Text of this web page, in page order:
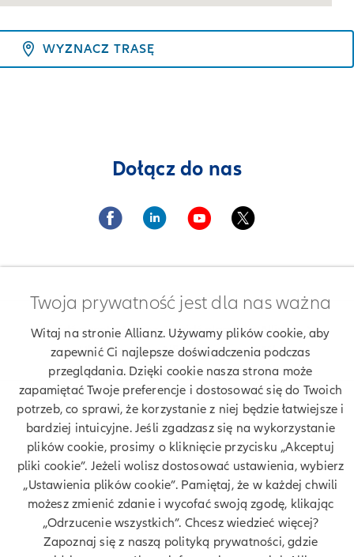
WYZNACZ TRASĘ
Dołącz do nas
Twoje dane
Polityka prywatności
Polityka cookies
Bezpieczeństwo
Znajdź agenta Allianz. Znajdź placówkę Allianz
Ubezpieczenia Allianz Grzegorz Mól
Twoja prywatność jest dla nas ważna
Witaj na stronie Allianz. Używamy plików cookie, aby
zapewnić Ci najlepsze doświadczenia podczas
przeglądania. Dzięki cookie nasza strona może
zapamiętać Twoje preferencje i dostosować się do Twoich
potrzeb, co sprawi, że korzystanie z niej będzie łatwiejsze i
bardziej intuicyjne. Jeśli zgadzasz się na wykorzystanie
plików cookie, prosimy o kliknięcie przycisku „Akceptuj
pliki cookie”. Jeżeli wolisz dostosować ustawienia, wybierz
„Ustawienia plików cookie”. Pamiętaj, że w każdej chwili
możesz zmienić zdanie i wycofać swoją zgodę, klikając
„Odrzucenie wszystkich”. Chcesz wiedzieć więcej?
Zapoznaj się z naszą polityką prywatności, gdzie